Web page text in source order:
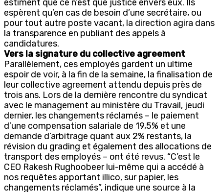
estiment que ce n’est que justice envers eux. Ils
espèrent qu’en cas de besoin d’une secrétaire, ou
pour tout autre poste vacant, la direction agira dans
la transparence en publiant des appels à
candidatures.
Vers la signature du collective agreement
Parallèlement, ces employés gardent un ultime
espoir de voir, à la fin de la semaine, la finalisation de
leur collective agreement attendu depuis près de
trois ans. Lors de la dernière rencontre du syndicat
avec le management au ministère du Travail, jeudi
dernier, les changements réclamés – le paiement
d’une compensation salariale de 19,5% et une
demande d’arbitrage quant aux 2% restants, la
révision du grading et également des allocations de
transport des employés – ont été revus. “C’est le
CEO Rakesh Rughoobeer lui-même qui a accédé à
nos requêtes apportant illico, sur papier, les
changements réclamés”, indique une source à la